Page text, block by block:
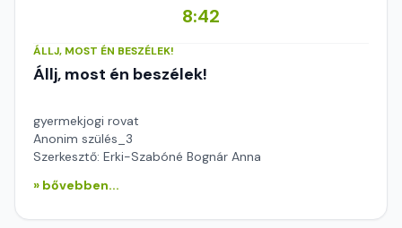
8:42
ÁLLJ, MOST ÉN BESZÉLEK!
Állj, most én beszélek!
gyermekjogi rovat
Anonim szülés_3
Szerkesztő: Erki-Szabóné Bognár Anna
» bővebben...